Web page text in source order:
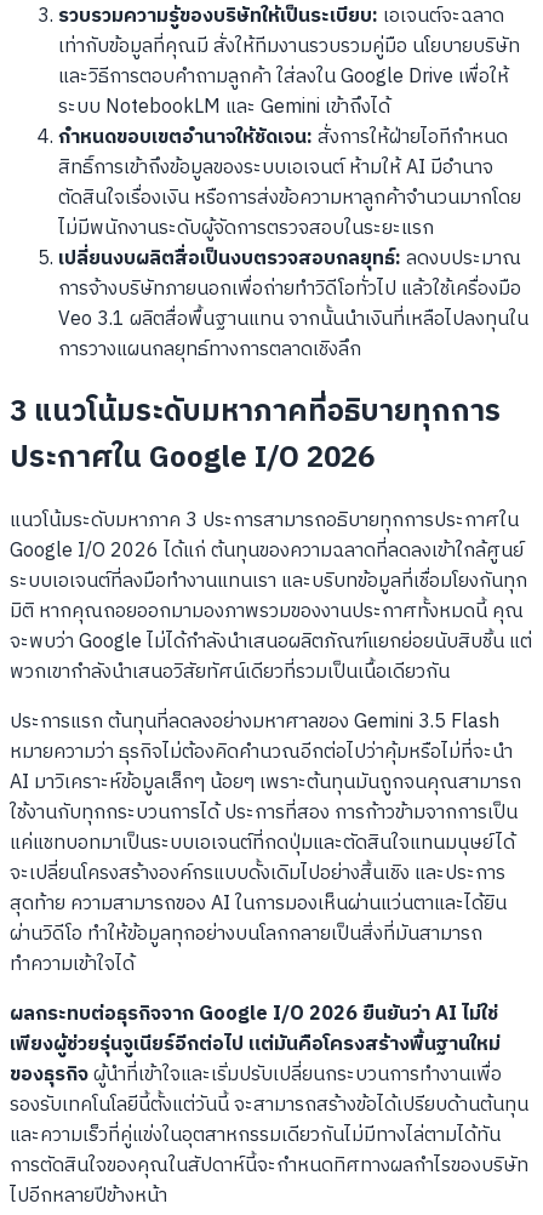
รวบรวมความรู้ของบริษัทให้เป็นระเบียบ: เอเจนต์จะฉลาด
เท่ากับข้อมูลที่คุณมี สั่งให้ทีมงานรวบรวมคู่มือ นโยบายบริษัท
และวิธีการตอบคำถามลูกค้า ใส่ลงใน Google Drive เพื่อให้
ระบบ NotebookLM และ Gemini เข้าถึงได้
กำหนดขอบเขตอำนาจให้ชัดเจน:สั่งการให้ฝ่ายไอทีกำหนด
สิทธิ์การเข้าถึงข้อมูลของระบบเอเจนต์ ห้ามให้ AI มีอำนาจ
ตัดสินใจเรื่องเงิน หรือการส่งข้อความหาลูกค้าจำนวนมากโดย
ไม่มีพนักงานระดับผู้จัดการตรวจสอบในระยะแรก
เปลี่ยนงบผลิตสื่อเป็นงบตรวจสอบกลยุทธ์:ลดงบประมาณ
การจ้างบริษัทภายนอกเพื่อถ่ายทำวิดีโอทั่วไป แล้วใช้เครื่องมือ
Veo 3.1 ผลิตสื่อพื้นฐานแทน จากนั้นนำเงินที่เหลือไปลงทุนใน
การวางแผนกลยุทธ์ทางการตลาดเชิงลึก
3 แนวโน้มระดับมหาภาคที่อธิบายทุกการ
ประกาศใน Google I/O 2026
แนวโน้มระดับมหาภาค 3 ประการสามารถอธิบายทุกการประกาศใน
Google I/O 2026 ได้แก่ ต้นทุนของความฉลาดที่ลดลงเข้าใกล้ศูนย์
ระบบเอเจนต์ที่ลงมือทำงานแทนเรา และบริบทข้อมูลที่เชื่อมโยงกันทุก
มิติ หากคุณถอยออกมามองภาพรวมของงานประกาศทั้งหมดนี้ คุณ
จะพบว่า Google ไม่ได้กำลังนำเสนอผลิตภัณฑ์แยกย่อยนับสิบชิ้น แต่
พวกเขากำลังนำเสนอวิสัยทัศน์เดียวที่รวมเป็นเนื้อเดียวกัน
ประการแรก ต้นทุนที่ลดลงอย่างมหาศาลของ Gemini 3.5 Flash
หมายความว่า ธุรกิจไม่ต้องคิดคำนวณอีกต่อไปว่าคุ้มหรือไม่ที่จะนำ
AI มาวิเคราะห์ข้อมูลเล็กๆ น้อยๆ เพราะต้นทุนมันถูกจนคุณสามารถ
ใช้งานกับทุกกระบวนการได้ ประการที่สอง การก้าวข้ามจากการเป็น
แค่แชทบอทมาเป็นระบบเอเจนต์ที่กดปุ่มและตัดสินใจแทนมนุษย์ได้
จะเปลี่ยนโครงสร้างองค์กรแบบดั้งเดิมไปอย่างสิ้นเชิง และประการ
สุดท้าย ความสามารถของ AI ในการมองเห็นผ่านแว่นตาและได้ยิน
ผ่านวิดีโอ ทำให้ข้อมูลทุกอย่างบนโลกกลายเป็นสิ่งที่มันสามารถ
ทำความเข้าใจได้
ผลกระทบต่อธุรกิจจาก Google I/O 2026 ยืนยันว่า AI ไม่ใช่
เพียงผู้ช่วยรุ่นจูเนียร์อีกต่อไป แต่มันคือโครงสร้างพื้นฐานใหม่
ของธุรกิจผู้นำที่เข้าใจและเริ่มปรับเปลี่ยนกระบวนการทำงานเพื่อ
รองรับเทคโนโลยีนี้ตั้งแต่วันนี้ จะสามารถสร้างข้อได้เปรียบด้านต้นทุน
และความเร็วที่คู่แข่งในอุตสาหกรรมเดียวกันไม่มีทางไล่ตามได้ทัน
การตัดสินใจของคุณในสัปดาห์นี้จะกำหนดทิศทางผลกำไรของบริษัท
ไปอีกหลายปีข้างหน้า